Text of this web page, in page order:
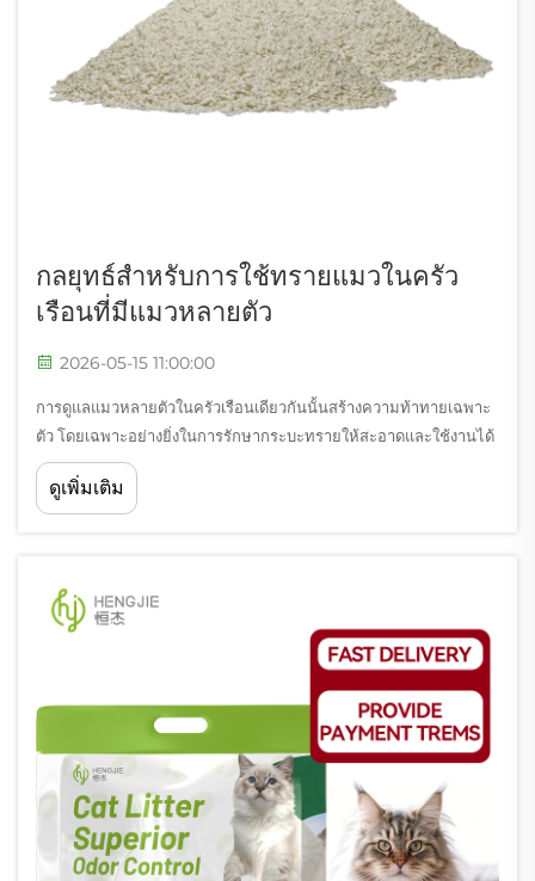
กลยุทธ์สำหรับการใช้ทรายแมวในครัว
เรือนที่มีแมวหลายตัว
2026-05-15 11:00:00
การดูแลแมวหลายตัวในครัวเรือนเดียวกันนั้นสร้างความท้าทายเฉพาะ
ตัว โดยเฉพาะอย่างยิ่งในการรักษากระบะทรายให้สะอาดและใช้งานได้
อย่างมีประสิทธิภาพ หัวใจสำคัญของความสำเร็จคือการเข้าใจว่าแมว
แต่ละตัวมีปฏิสัมพันธ์กับสภาพแวดล้อมของมันอย่างไร และ...
ดูเพิ่มเติม